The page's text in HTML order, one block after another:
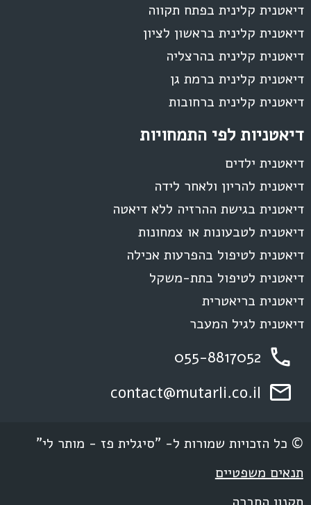
דיאטנית קלינית בפתח תקווה
דיאטנית קלינית בראשון לציון
דיאטנית קלינית בהרצליה
דיאטנית קלינית ברמת גן
דיאטנית קלינית ברחובות
דיאטניות לפי התמחויות
דיאטנית ילדים
דיאטנית להריון ולאחר לידה
דיאטנית בגישת ההרזיה ללא דיאטה
דיאטנית לטבעונות או צמחונות
דיאטנית לטיפול בהפרעות אכילה
דיאטנית לטיפול בתת-משקל
דיאטנית בריאטרית
דיאטנית לגיל המעבר
055-8817052
contact@mutarli.co.il
© כל הזכויות שמורות ל- "סיגלית פז - מותר לי"
תנאים משפטיים